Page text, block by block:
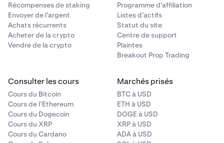
Récompenses de staking
Envoyer de l’argent
Achats récurrents
Acheter de la crypto
Vendre de la crypto
Programme d’affiliation
Listes d’actifs
Statut du site
Centre de support
Plaintes
Breakout Prop Trading
Consulter les cours
Cours du Bitcoin
Cours de l’Ethereum
Cours du Dogecoin
Cours du XRP
Cours du Cardano
Marchés prisés
BTC à USD
ETH à USD
DOGE à USD
XRP à USD
ADA à USD